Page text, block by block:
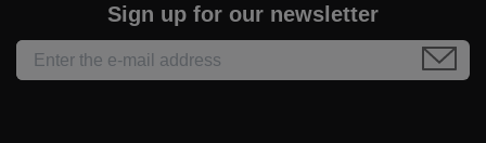
Sign up for our newsletter